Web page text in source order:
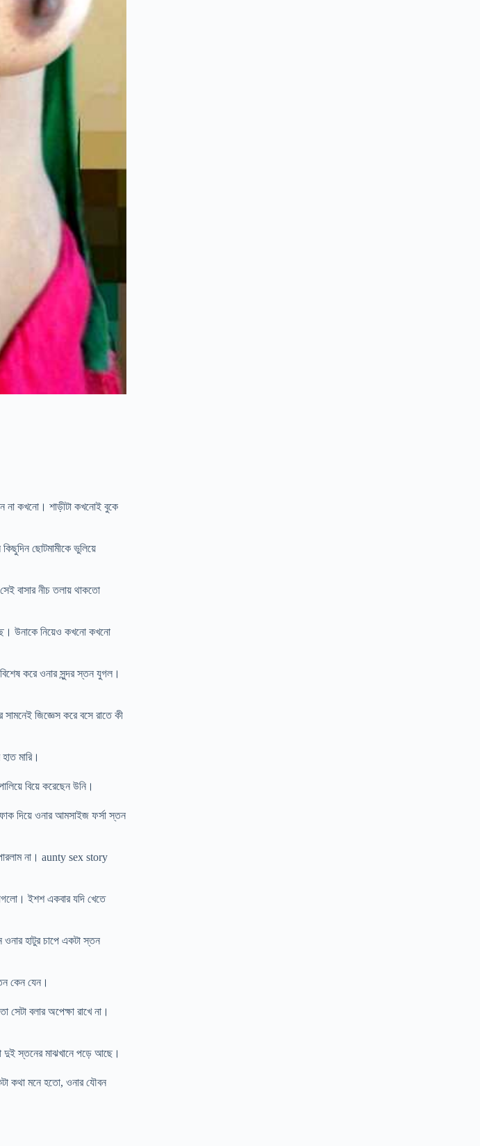
না কখনো। শাড়ীটা কখনোই বুকে
ছোটমামীকে ভুলিয়ে
বাসার নীচ তলায় থাকতো
উনাকে নিয়েও কখনো কখনো
করে ওনার সুন্দর স্তন যুগল।
জিজ্ঞেস করে বসে রাতে কী
মারি।
বিয়ে করেছেন উনি।
দিয়ে ওনার আমসাইজ ফর্সা স্তন
না। aunty sex story
ইশশ একবার যদি খেতে
হাটুর চাপে একটা স্তন
কেন যেন।
সেটা বলার অপেক্ষা রাখে না।
দুই স্তনের মাঝখানে পড়ে আছে।
কথা মনে হতো, ওনার যৌবন